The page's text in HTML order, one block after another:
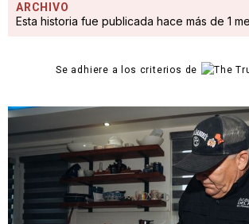
ARCHIVO
Esta historia fue publicada hace más de 1
Se adhiere a los criterios de